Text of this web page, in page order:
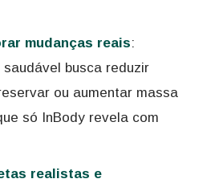
mudanças reais:
busca reduzir
ou aumentar massa
só InBody revela com
realistas e